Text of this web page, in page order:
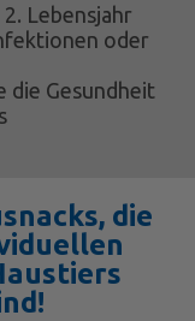
Lebensjahr
oder
die Gesundheit
die